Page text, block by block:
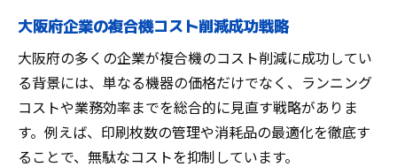
大阪府企業の複合機コスト削減成功戦略
大阪府の多くの企業が複合機のコスト削減に成功してい
る背景には、単なる機器の価格だけでなく、ランニング
コストや業務効率までを総合的に見直す戦略がありま
す。例えば、印刷枚数の管理や消耗品の最適化を徹底す
ることで、無駄なコストを抑制しています。